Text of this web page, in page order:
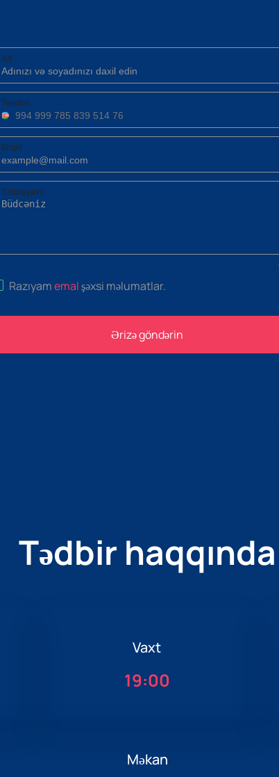
Ad
Telefon
Email
Tətbiq şərhi
Razıyamemalşəxsi məlumatlar.
Ərizə göndərin
Tədbir haqqında
Vaxt
19:00
Məkan